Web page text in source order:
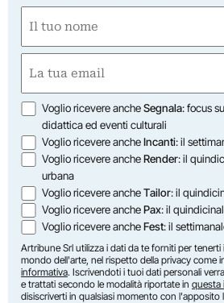
(Obbligatorio)
Nome
(Obbligatorio)
Opzioni
Voglio ricevere ancheSegnala: focus
didattica ed eventi culturali
Voglio ricevere ancheIncanti: il
Voglio ricevere ancheRender: il
urbana
Voglio ricevere ancheTailor: il
Voglio ricevere anchePax: il
Voglio ricevere ancheFest: il
Artribune Srl utilizza i dati da te forniti per
mondo dell'arte, nel rispetto della privacy come
informativa. Iscrivendoti i tuoi dati personali
e trattati secondo le modalità riportate in questa
disiscriverti in qualsiasi momento con l'apposito